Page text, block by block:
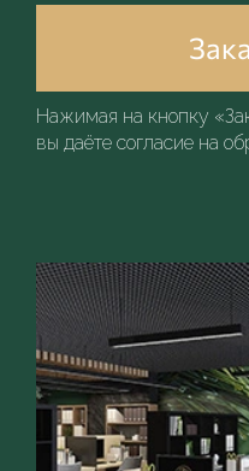
Нажимая на кнопку
вы даёте согласие на